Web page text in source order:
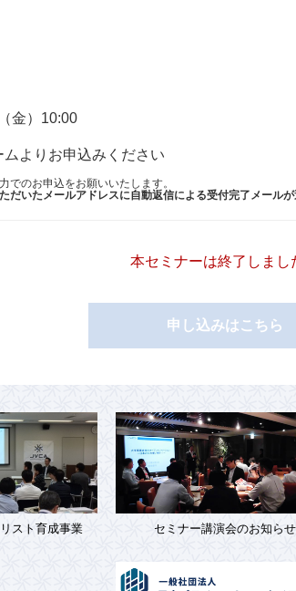
金）10:00
よりお申込みください
のお申込をお願いいたします。
だいたメールアドレスに自動返信による受付完了メールが
本セミナーは終了しまし
申し込みはこちら
スト育成事業 セミナー講演会のお知らせ